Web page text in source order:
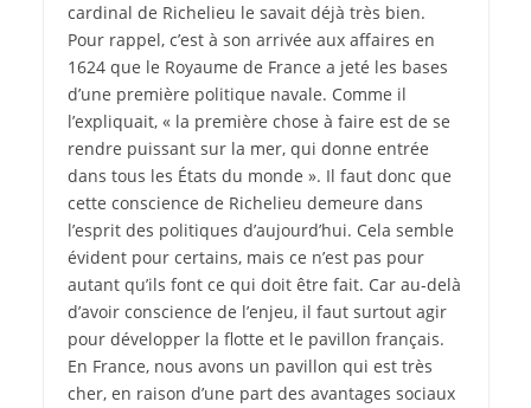
cardinal de Richelieu le savait déjà très bien.
Pour rappel, c’est à son arrivée aux affaires en
1624 que le Royaume de France a jeté les bases
d’une première politique navale. Comme il
l’expliquait, « la première chose à faire est de se
rendre puissant sur la mer, qui donne entrée
dans tous les États du monde ». Il faut donc que
cette conscience de Richelieu demeure dans
l’esprit des politiques d’aujourd’hui. Cela semble
évident pour certains, mais ce n’est pas pour
autant qu’ils font ce qui doit être fait. Car au-delà
d’avoir conscience de l’enjeu, il faut surtout agir
pour développer la flotte et le pavillon français.
En France, nous avons un pavillon qui est très
cher, en raison d’une part des avantages sociaux